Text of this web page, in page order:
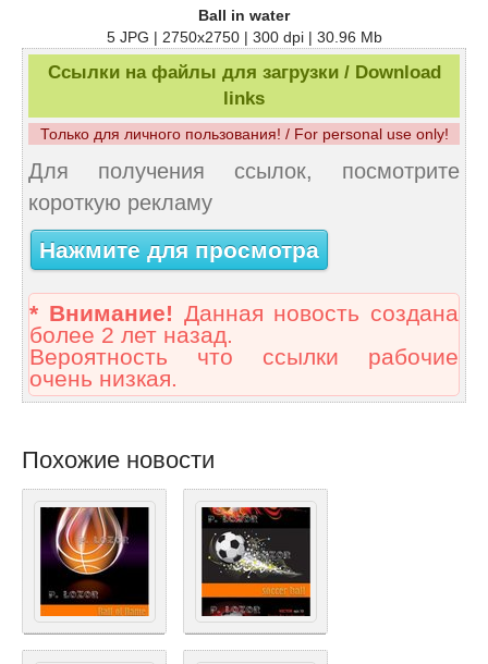
Ball in water
5 JPG | 2750x2750 | 300 dpi | 30.96 Mb
Ссылки на файлы для загрузки / Download
links
Только для личного пользования! / For personal use only!
Для получения ссылок, посмотрите
короткую рекламу
Нажмите для просмотра
* Внимание! Данная новость создана
более 2 лет назад.
Вероятность что ссылки рабочие
очень низкая.
Похожие новости